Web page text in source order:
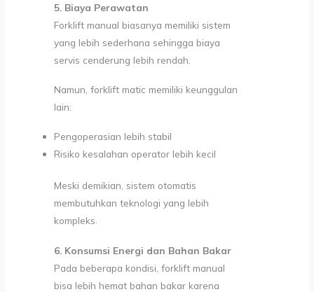
5. Biaya Perawatan
Forklift manual biasanya memiliki sistem
yang lebih sederhana sehingga biaya
servis cenderung lebih rendah.
Namun, forklift matic memiliki keunggulan
lain:
Pengoperasian lebih stabil
Risiko kesalahan operator lebih kecil
Meski demikian, sistem otomatis
membutuhkan teknologi yang lebih
kompleks.
6. Konsumsi Energi dan Bahan Bakar
Pada beberapa kondisi, forklift manual
bisa lebih hemat bahan bakar karena